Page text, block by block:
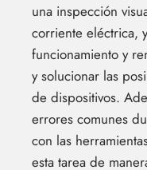
una inspección
corriente eléctrica,
funcionamiento y
y solucionar las
de dispositivos.
errores comunes
con las
esta tarea de